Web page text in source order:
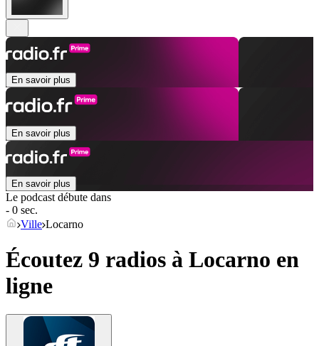
En savoir plus
En savoir plus
En savoir plus
Le podcast débute dans
- 0 sec.
Ville Locarno
Écoutez 9 radios à Locarno en
ligne